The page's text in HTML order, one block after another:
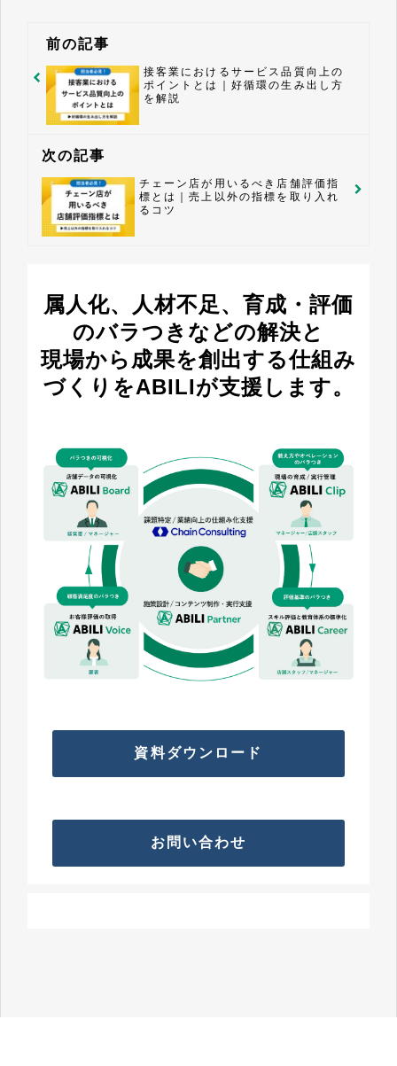
前の記事
接客業におけるサービス品質向上の
ポイントとは｜好循環の生み出し方
を解説
次の記事
チェーン店が用いるべき店舗評価指
標とは｜売上以外の指標を取り入れ
るコツ
属人化、人材不足、育成・評価
のバラつきなどの解決と
現場から成果を創出する仕組み
づくりをABILIが支援します。
資料ダウンロード
お問い合わせ